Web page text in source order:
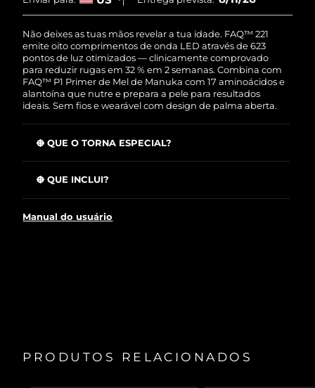
Não deixes as tuas mãos revelar a tua idade. FAQ™ 221
emite oito comprimentos de onda LED através de 623
pontos de luz otimizados — clinicamente comprovado
para reduzir rugas em 32 % em 2 semanas. Combina com
FAQ™ P1 Primer de Mel de Manuka com 17 aminoácidos e
alantoína que nutre e prepara a pele para resultados
ideais. Sem fios e wearável com design de palma aberta.
O QUE O TORNA ESPECIAL?
melhora linhas, manchas e flacidez por dentro.
Conectado à app com tratamentos pré-programados
O QUE INCLUI?
FAQ™ P1
Manual do usuário
PRODUTOS RELACIONADOS
Tailândia
Turquia Entrega prevista8/11/26
Emirados Árabes
Unidos
Entrega prevista8/11/26
Reino Unido Entrega prevista8/10/26
Uzbequistão
Vietnã